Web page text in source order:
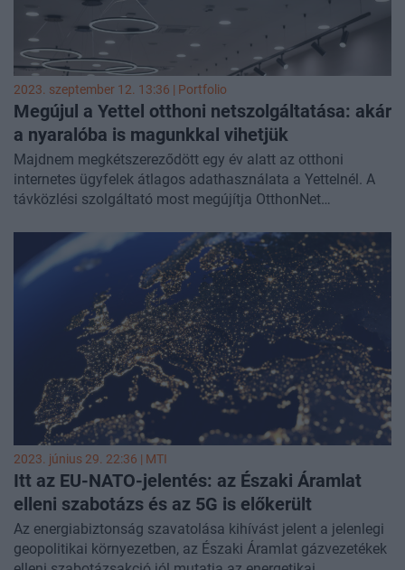
2023. szeptember 12. 13:36 | Portfolio
Megújul a Yettel otthoni netszolgáltatása: akár
a nyaralóba is magunkkal vihetjük
Majdnem megkétszereződött egy év alatt az otthoni
internetes ügyfelek átlagos adathasználata a Yettelnél. A
távközlési szolgáltató most megújítja OtthonNet
beüzemelhetővé, valamint rugalmasabban használhatóvá
válik a szolgáltatás, amely jelenleg országszerte 2,5 millió
címen érhető el.
2023. június 29. 22:36 | MTI
Itt az EU-NATO-jelentés: az Északi Áramlat
elleni szabotázs és az 5G is előkerült
Az energiabiztonság szavatolása kihívást jelent a jelenlegi
geopolitikai környezetben, az Északi Áramlat gázvezetékek